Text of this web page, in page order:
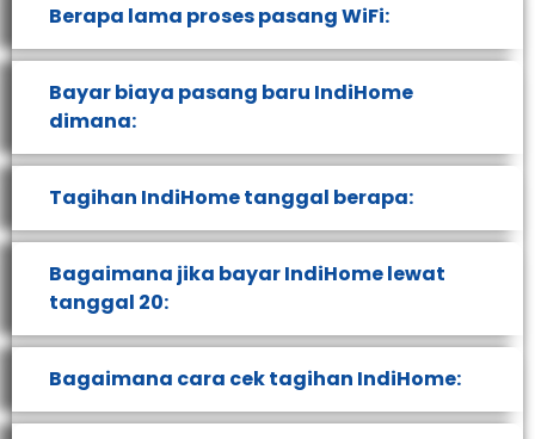
Berapa lama proses pasang WiFi:
Bayar biaya pasang baru IndiHome
dimana:
Tagihan IndiHome tanggal berapa:
Bagaimana jika bayar IndiHome lewat
tanggal 20:
Bagaimana cara cek tagihan IndiHome: